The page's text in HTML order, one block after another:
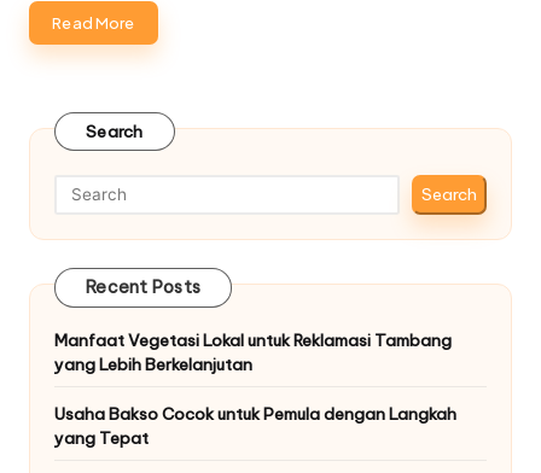
Read More
Search
Search
Recent Posts
Manfaat Vegetasi Lokal untuk Reklamasi Tambang
yang Lebih Berkelanjutan
Usaha Bakso Cocok untuk Pemula dengan Langkah
yang Tepat